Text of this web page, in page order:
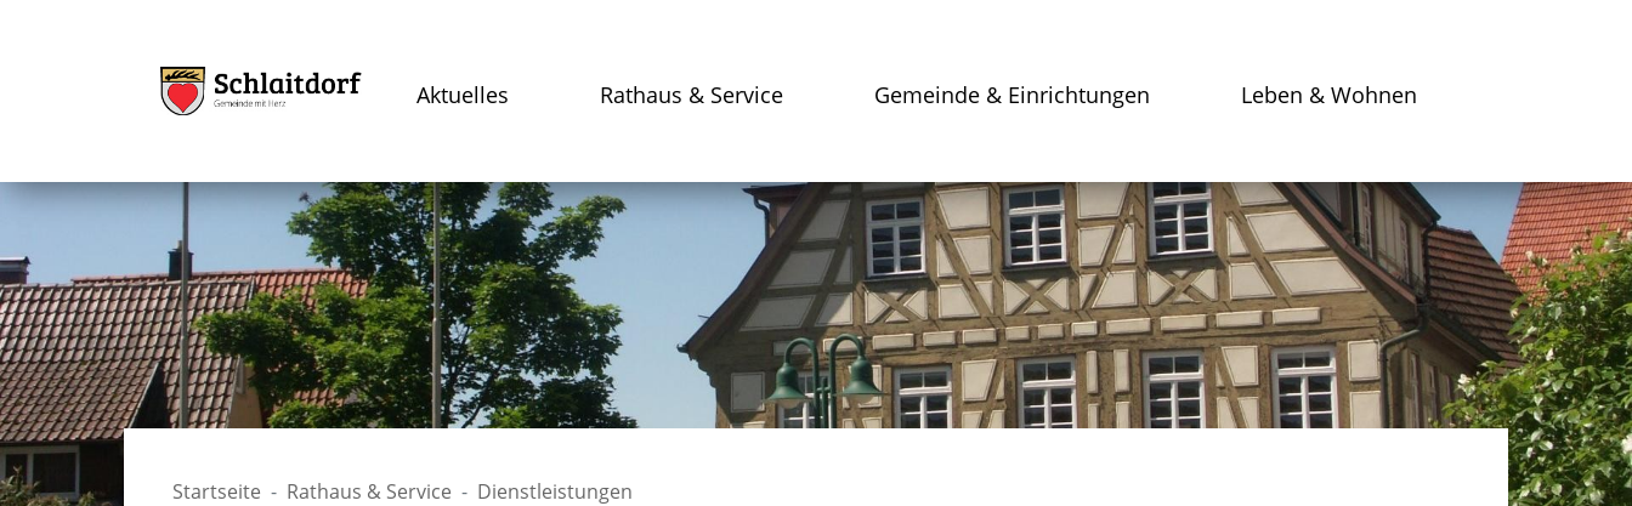
Aktuelles Rathaus & Service Gemeinde & Einrichtungen Leben & Wohnen
Startseite Rathaus & Service Dienstleistungen